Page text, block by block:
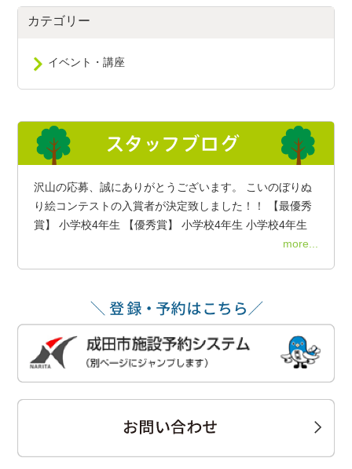
カテゴリー
イベント・講座
沢山の応募、誠にありがとうございます。 こいのぼりぬ
り絵コンテストの入賞者が決定致しました！！ 【最優秀
賞】 小学校4年生 【優秀賞】 小学校4年生 小学校4年生
more...